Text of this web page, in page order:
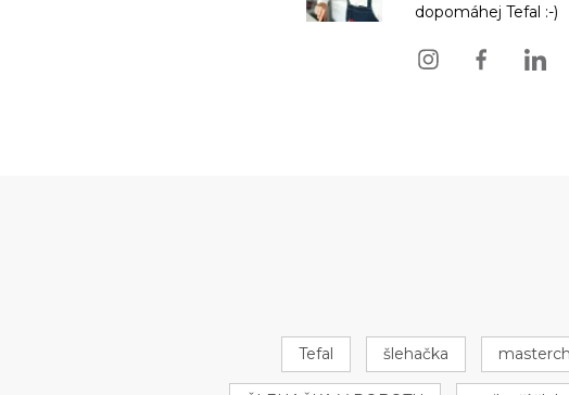
dopomáhej Tefal :-)
Tefal šlehačka